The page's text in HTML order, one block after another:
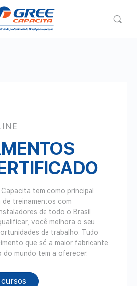
tem como principal
treinamentos com
de todo o Brasil.
você melhora o seu
de trabalho. Tudo
que só a maior fabricante
do mundo tem a oferecer.